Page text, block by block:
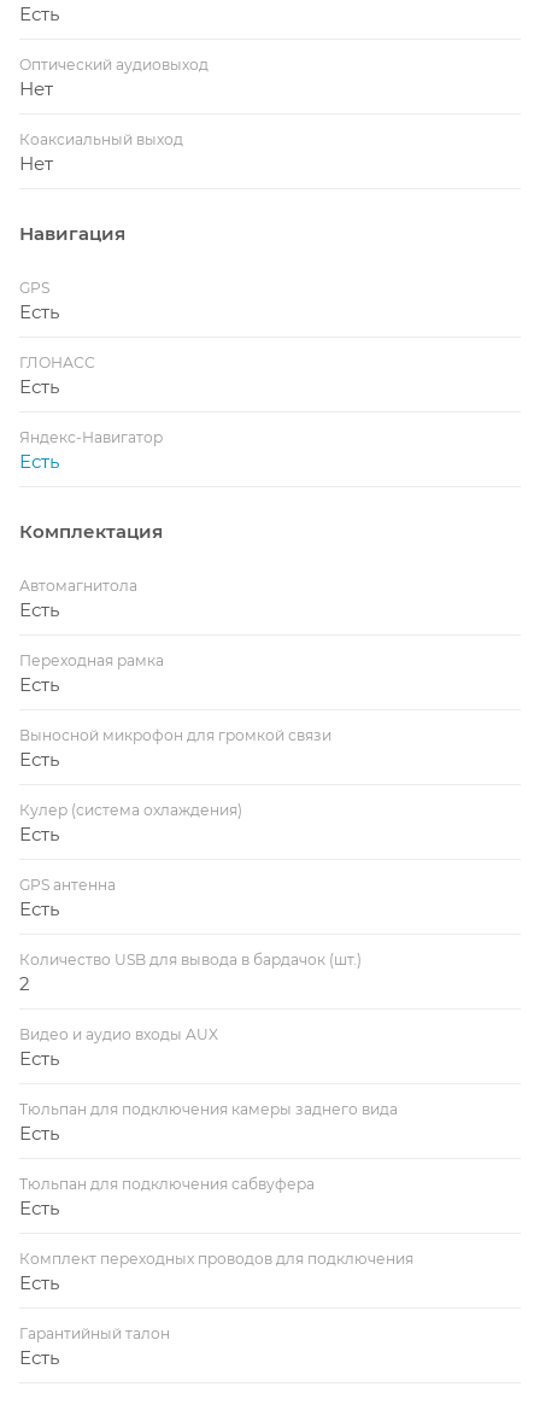
Есть
Оптический аудиовыход
Нет
Коаксиальный выход
Нет
Навигация
GPS
Есть
ГЛОНАСС
Есть
Яндекс-Навигатор
Есть
Комплектация
Автомагнитола
Есть
Переходная рамка
Есть
Выносной микрофон для громкой связи
Есть
Кулер (система охлаждения)
Есть
GPS антенна
Есть
Количество USB для вывода в бардачок (шт.)
2
Видео и аудио входы AUX
Есть
Тюльпан для подключения камеры заднего вида
Есть
Тюльпан для подключения сабвуфера
Есть
Комплект переходных проводов для подключения
Есть
Гарантийный талон
Есть